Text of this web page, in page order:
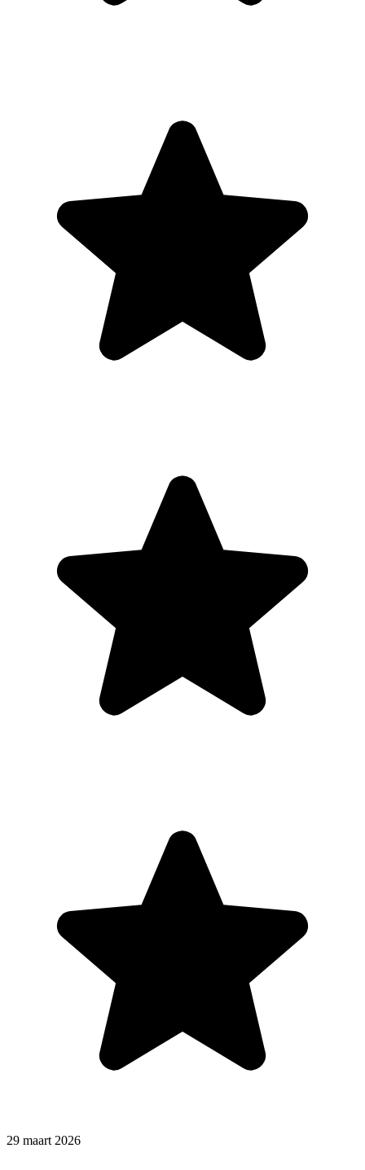
29 maart 2026